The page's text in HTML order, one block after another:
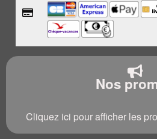
Nos
Cliquez ici pour afficher les